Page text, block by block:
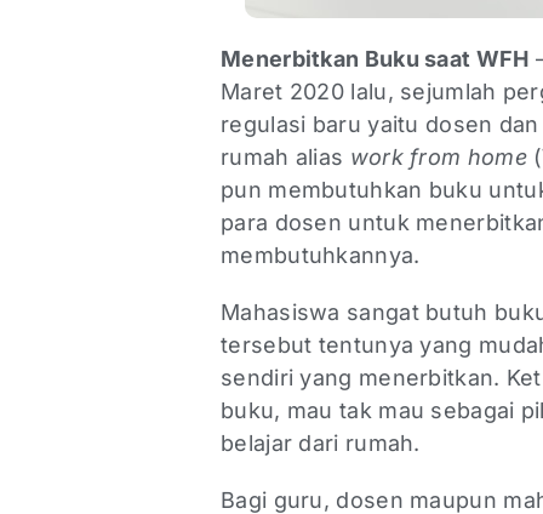
Menerbitkan Buku saat WFH
Maret 2020 lalu, sejumlah
regulasi baru yaitu dosen
rumah alias work from home
pun membutuhkan buku
para dosen untuk
membutuhkannya.
Mahasiswa sangat butuh
tersebut tentunya yang
sendiri yang menerbitkan.
buku, mau tak mau sebagai
belajar dari rumah.
Bagi guru, dosen maupun